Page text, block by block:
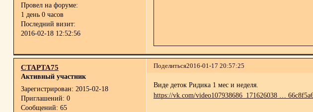
Провел на форуме:
1 день 0 часов
Последний визит:
2016-02-18 12:52:56
Поделиться2016-01-17 20:57:25
СТАРТА75
Активный участник
Зарегистрирован: 2015-02-18
Приглашений: 0
Сообщений: 65
Виде деток Ридика 1 мес и неделя.
https://vk.com/video107938686_171626038 …